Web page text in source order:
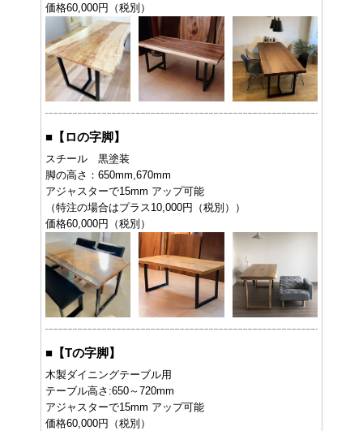
価格60,000円（税別）
■ 【ロの字脚】
スチール 黒塗装
脚の高さ：650mm,670mm
アジャスターで15mm アップ可能
（特注の場合はプラス10,000円（税別））
価格60,000円（税別）
■ 【Tの字脚】
木製ダイニングテーブル用
テーブル高さ:650～720mm
アジャスターで15mm アップ可能
価格60,000円（税別）